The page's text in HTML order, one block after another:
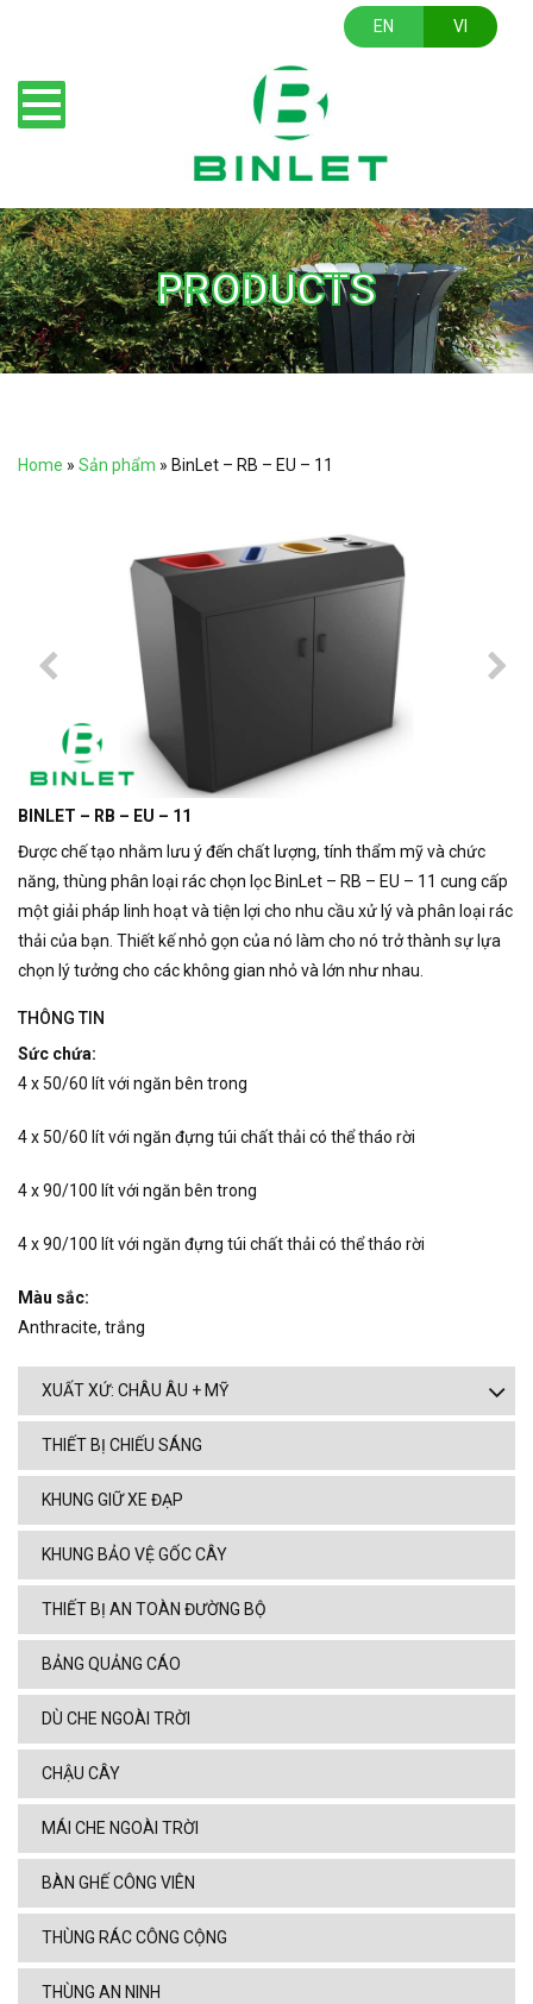
EN VI
PRODUCTS
Home » Sản phẩm » BinLet – RB – EU – 11
BINLET – RB – EU – 11
Được chế tạo nhằm lưu ý đến chất lượng, tính thẩm mỹ và chức
năng, thùng phân loại rác chọn lọc BinLet – RB – EU – 11 cung cấp
một giải pháp linh hoạt và tiện lợi cho nhu cầu xử lý và phân loại rác
thải của bạn. Thiết kế nhỏ gọn của nó làm cho nó trở thành sự lựa
chọn lý tưởng cho các không gian nhỏ và lớn như nhau.
THÔNG TIN
Sức chứa:
4 x 50/60 lít với ngăn bên trong
4 x 50/60 lít với ngăn đựng túi chất thải có thể tháo rời
4 x 90/100 lít với ngăn bên trong
4 x 90/100 lít với ngăn đựng túi chất thải có thể tháo rời
Màu sắc:
Anthracite, trắng
XUẤT XỨ: CHÂU ÂU + MỸ
THIẾT BỊ CHIẾU SÁNG
KHUNG GIỮ XE ĐẠP
KHUNG BẢO VỆ GỐC CÂY
THIẾT BỊ AN TOÀN ĐƯỜNG BỘ
BẢNG QUẢNG CÁO
DÙ CHE NGOÀI TRỜI
CHẬU CÂY
MÁI CHE NGOÀI TRỜI
BÀN GHẾ CÔNG VIÊN
THÙNG RÁC CÔNG CỘNG
THÙNG AN NINH